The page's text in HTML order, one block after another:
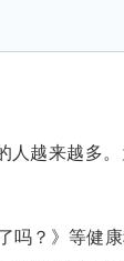
越来越多
？》等健